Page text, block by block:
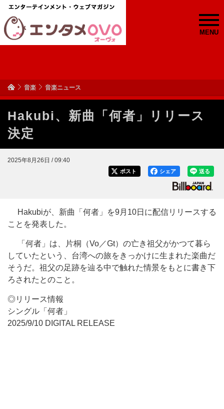
MENU
音楽 音楽ニュース
Hakubi、新曲「何者」リリース
決定
2025年8月26日 / 09:40
送る
シェア
ポスト
Hakubiが、新曲「何者」を9月10日に配信リリースする
ことを発表した。
「何者」は、片桐（Vo／Gt）の亡き祖父がかつて暮ら
していたという、台湾への旅をきっかけに生まれた楽曲だ
そうだ。祖父の足跡を辿る中で触れた情景をもとに書き下
ろされたとのこと。
◎リリース情報
シングル「何者」
2025/9/10 DIGITAL RELEASE